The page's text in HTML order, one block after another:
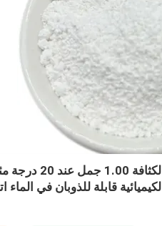
الكثافة 1.00
الكيميائية قابلة للذوبان في